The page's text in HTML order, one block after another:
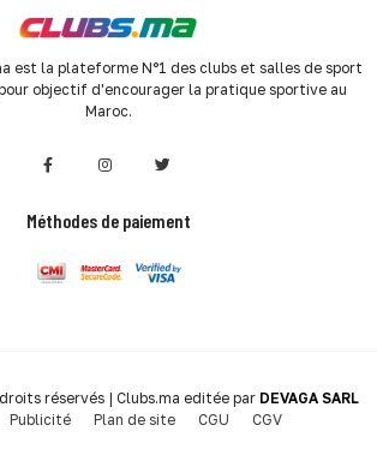
est la plateforme N°1 des clubs et salles de sport
objectif d'encourager la pratique sportive au
Maroc.
Méthodes de paiement
réservés | Clubs.ma editée par DEVAGA SARL
Publicité Plan de site CGU CGV